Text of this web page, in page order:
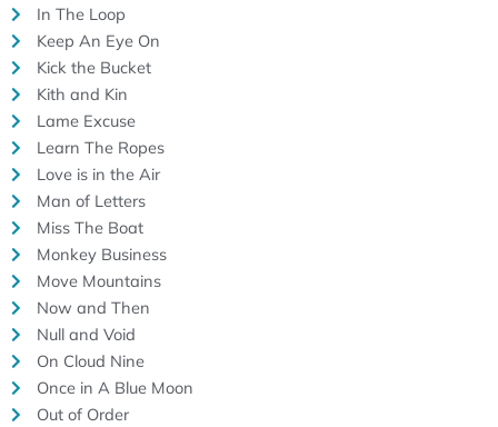
In The Loop
Keep An Eye On
Kick the Bucket
Kith and Kin
Lame Excuse
Learn The Ropes
Love is in the Air
Man of Letters
Miss The Boat
Monkey Business
Move Mountains
Now and Then
Null and Void
On Cloud Nine
Once in A Blue Moon
Out of Order